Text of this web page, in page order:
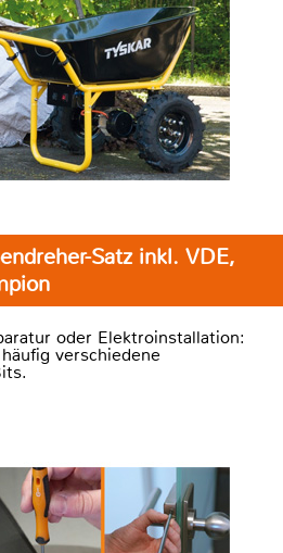
Satz inkl. VDE,
oder Elektroinstallation:
verschiedene